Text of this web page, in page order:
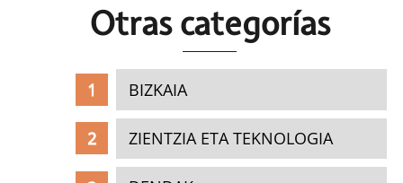
Otras categorías
BIZKAIA
ZIENTZIA ETA TEKNOLOGIA